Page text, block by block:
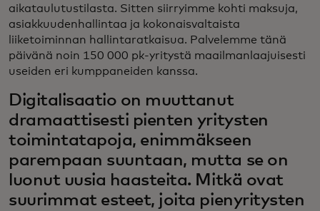
aikataulutustilasta. Sitten siirryimme kohti maksuja,
asiakkuudenhallintaa ja kokonaisvaltaista
liiketoiminnan hallintaratkaisua. Palvelemme tänä
päivänä noin 150 000 pk-yritystä maailmanlaajuisesti
useiden eri kumppaneiden kanssa.
Digitalisaatio on muuttanut
dramaattisesti pienten yritysten
toimintatapoja, enimmäkseen
parempaan suuntaan, mutta se on
luonut uusia haasteita. Mitkä ovat
suurimmat esteet, joita pienyritysten